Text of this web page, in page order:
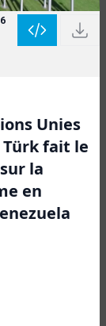
Unies
fait le
la
en